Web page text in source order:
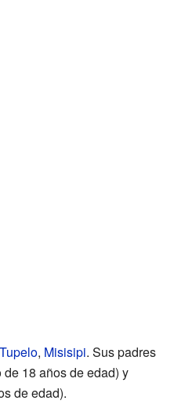
Tupelo, Misisipi. Sus padres
18 años de edad) y
de edad).